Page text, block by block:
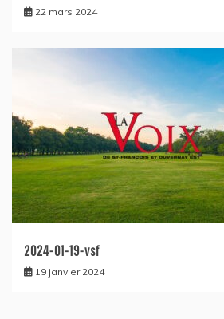
22 mars 2024
2024-01-19-vsf
19 janvier 2024